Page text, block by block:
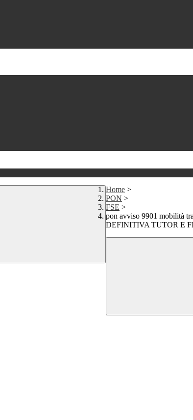
Home >
PON >
FSE >
pon avviso 9901 mobilità
DEFINITIVA TUTOR E